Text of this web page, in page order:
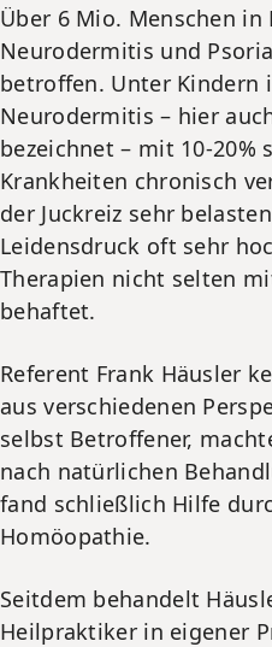
Über 6 Mio. Menschen
Neurodermitis und
betroffen. Unter Kindern
Neurodermitis – hier
bezeichnet – mit 10-20%
Krankheiten chronisch
der Juckreiz sehr
Leidensdruck oft sehr
Therapien nicht selten
behaftet.
Referent Frank Häusler
aus verschiedenen
selbst Betroffener,
nach natürlichen
fand schließlich Hilfe
Homöopathie.
Seitdem behandelt
Heilpraktiker in eigener